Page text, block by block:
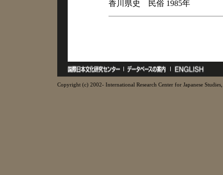
香川県史 民俗 1985年
Copyright (c) 2002- International Research Center for Japanese